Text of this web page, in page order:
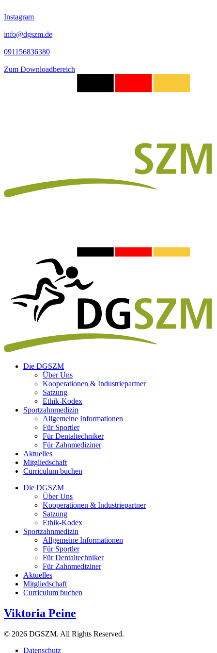
Instagram
info@dgszm.de
091156836380
Zum Downloadbereich
Die DGSZM
Über Uns
Kooperationen & Industriepartner
Satzung
Ethik-Kodex
Sportzahnmedizin
Allgemeine Informationen
Für Sportler
Für Dentaltechniker
Für Zahnmediziner
Aktuelles
Mitgliedschaft
Curriculum buchen
Die DGSZM
Über Uns
Kooperationen & Industriepartner
Satzung
Ethik-Kodex
Sportzahnmedizin
Allgemeine Informationen
Für Sportler
Für Dentaltechniker
Für Zahnmediziner
Aktuelles
Mitgliedschaft
Curriculum buchen
Viktoria Peine
© 2026 DGSZM. All Rights Reserved.
Datenschutz